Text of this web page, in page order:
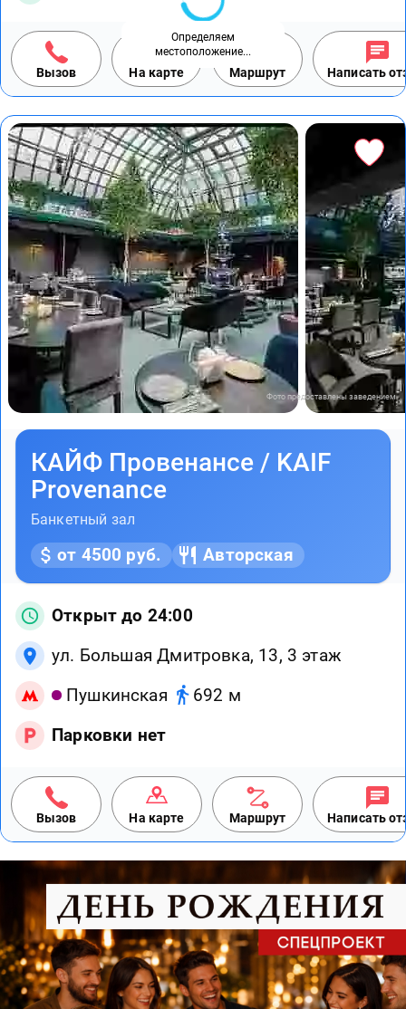
Вызов На карте Маршрут Написать
Фото предоставлены заведением
КАЙФ Провенансе / KAIF
Provenance
Банкетный зал
от 4500 руб. Авторская
Открыт до 24:00
ул. Большая Дмитровка, 13, 3 этаж
Пушкинская
692 м
Парковки нет
Вызов На карте Маршрут Написать
Определяем
местоположение...